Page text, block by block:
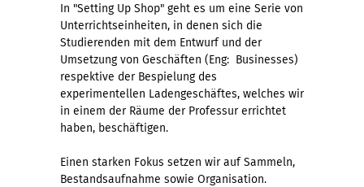
In "Setting Up Shop" geht es um eine Serie von
Unterrichtseinheiten, in denen sich die
Studierenden mit dem Entwurf und der
Umsetzung von Geschäften (Eng: Businesses)
respektive der Bespielung des
experimentellen Ladengeschäftes, welches wir
in einem der Räume der Professur errichtet
haben, beschäftigen.
Einen starken Fokus setzen wir auf Sammeln,
Bestandsaufnahme sowie Organisation.